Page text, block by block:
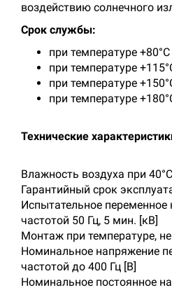
воздействию солнечного
Срок службы:
при температуре +80°С
при температуре
при температуре
при температуре
Технические
Влажность воздуха при 40°С
Гарантийный срок
Испытательное переменное
частотой 50 Гц, 5 мин. [кВ]
Монтаж при температуре, не
Номинальное напряжение
частотой до 400 Гц [В]
Номинальное постоянное